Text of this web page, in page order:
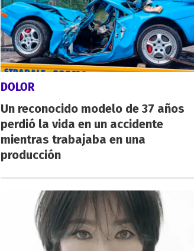
DOLOR
Un reconocido modelo de 37 años
perdió la vida en un accidente
mientras trabajaba en una
producción